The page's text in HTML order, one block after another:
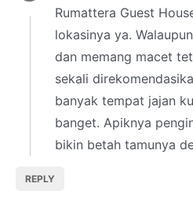
Rumattera Guest
lokasinya ya.
dan memang macet
sekali
banyak tempat jajan
banget. Apiknya
bikin betah tamunya
REPLY